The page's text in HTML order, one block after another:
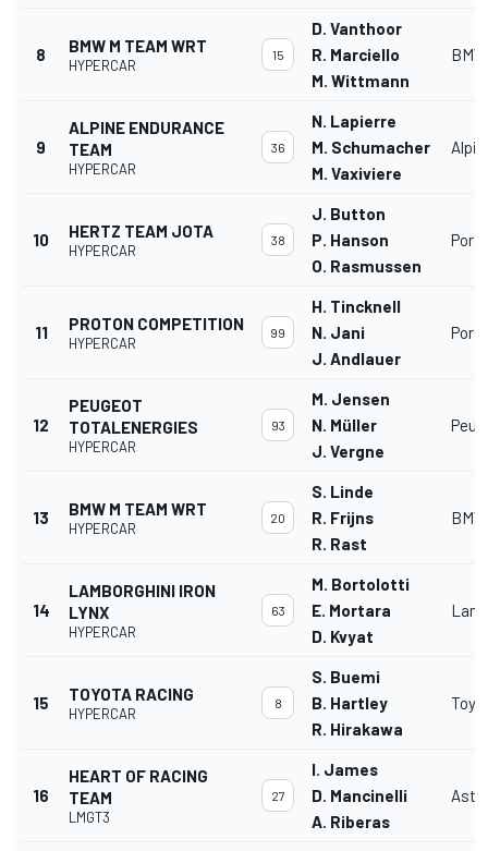
8 BMW M TEAM WRT
HYPERCAR
15
D. Vanthoor
R. Marciello
M. Wittmann
9
ALPINE ENDURANCE
TEAM
HYPERCAR
36
N. Lapierre
M. Schumacher
M. Vaxiviere
10 HERTZ TEAM JOTA
HYPERCAR
38
J. Button
P. Hanson
O. Rasmussen
11 PROTON COMPETITION
HYPERCAR
99
H. Tincknell
N. Jani
J. Andlauer
12
PEUGEOT
TOTALENERGIES
HYPERCAR
93
M. Jensen
N. Müller
J. Vergne
13 BMW M TEAM WRT
HYPERCAR
20
S. Linde
R. Frijns
R. Rast
14
LAMBORGHINI IRON
LYNX
HYPERCAR
63
M. Bortolotti
E. Mortara
D. Kvyat
15 TOYOTA RACING
HYPERCAR
8
S. Buemi
B. Hartley
R. Hirakawa
16
HEART OF RACING
TEAM
LMGT3
27
I. James
D. Mancinelli
A. Riberas